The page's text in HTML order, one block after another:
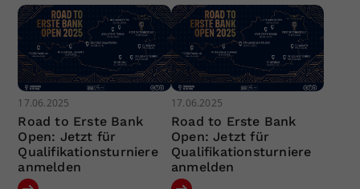
17.06.2025
Road to Erste Bank
Open: Jetzt für
Qualifikationsturniere
anmelden
17.06.2025
Road to Erste Bank
Open: Jetzt für
Qualifikationsturniere
anmelden